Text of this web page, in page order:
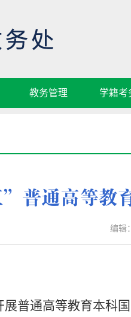
教务管理 学籍考
普通高等教
编辑
展普通高等教育本科